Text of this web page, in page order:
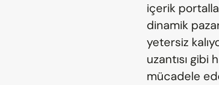
içerik
dinamik
yetersiz
uzantısı
mücadele